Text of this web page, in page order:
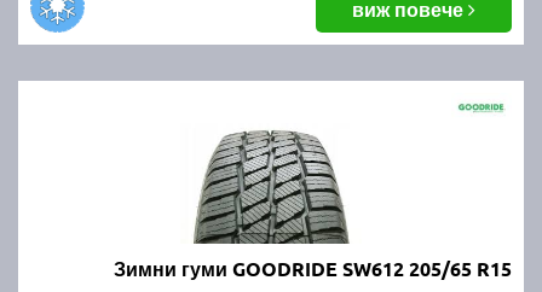
виж повече
Зимни гуми GOODRIDE SW612 205/65 R15